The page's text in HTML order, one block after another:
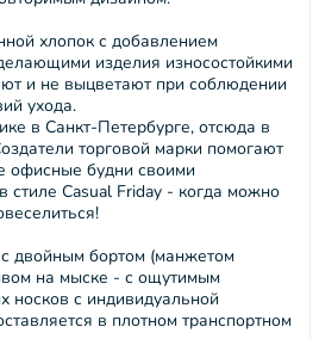
хлопок с добавлением
изделия износостойкими
и не выцветают при соблюдении
ухода.
в Санкт-Петербурге, отсюда в
торговой марки помогают
офисные будни своими
Casual Friday - когда можно
двойным бортом (манжетом
на мыске - с ощутимым
носков с индивидуальной
в плотном транспортном